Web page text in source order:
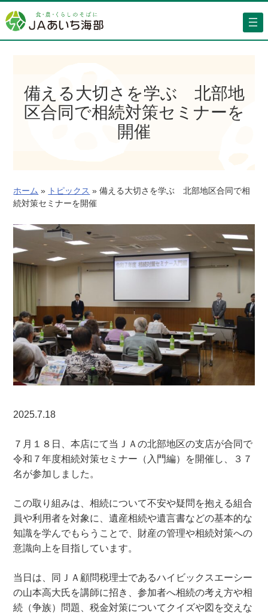
容
を
備える大切さを学ぶ 北部地
区合同で相続対策セミナーを
開催
ホーム » トピックス » 備える大切さを学ぶ 北部地区合同で相
続対策セミナーを開催
2025.7.18
７月１８日、本店にて当ＪＡの北部地区の支店が合同で
令和７年度相続対策セミナー（入門編）を開催し、３７
名が参加しました。
この取り組みは、相続について不安や疑問を抱える組合
員や利用者を対象に、遺産相続や遺言書などの基本的な
知識を学んでもらうことで、財産の管理や相続対策への
意識向上を目指しています。
当日は、同ＪＡ顧問税理士であるハイビックスエーシー
の山本高大氏を講師に招き、参加者へ相続の考え方や相
続（争族）問題、税金対策についてクイズや図を交えな